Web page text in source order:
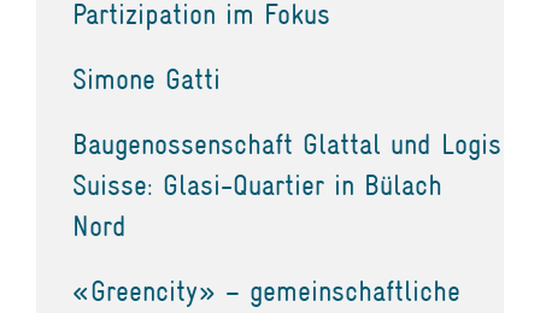
Partizipation im Fokus
Simone Gatti
Baugenossenschaft Glattal und Logis
Suisse: Glasi-Quartier in Bülach
Nord
«Greencity» – gemeinschaftliche